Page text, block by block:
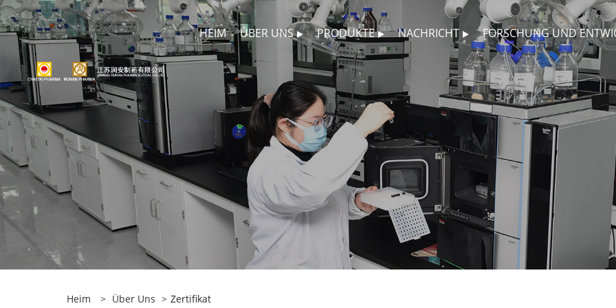
HEIM ÜBER UNS PRODUKTE NACHRICHT FORSCHUNG UND
Heim > Über Uns > Zertifikat